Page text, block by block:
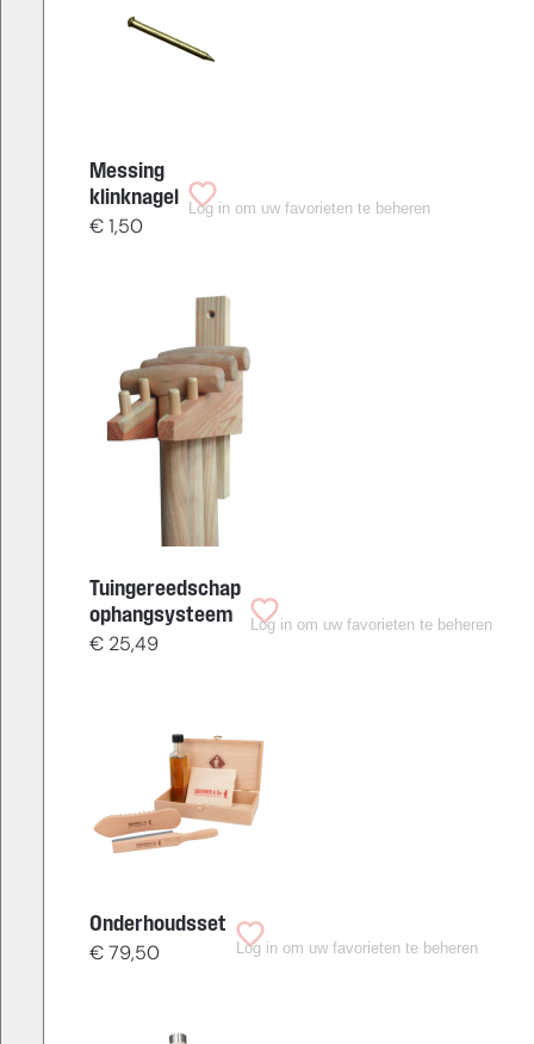
Messing
klinknagel
€1,50
Log in om uw favorieten te beheren
Tuingereedschap
ophangsysteem
€25,49
Log in om uw favorieten te beheren
Onderhoudsset
€79,50 Log in om uw favorieten te beheren